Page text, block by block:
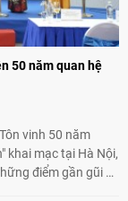
50 năm quan hệ
vinh 50 năm
khai mạc tại Hà Nội,
điểm gần gũi về